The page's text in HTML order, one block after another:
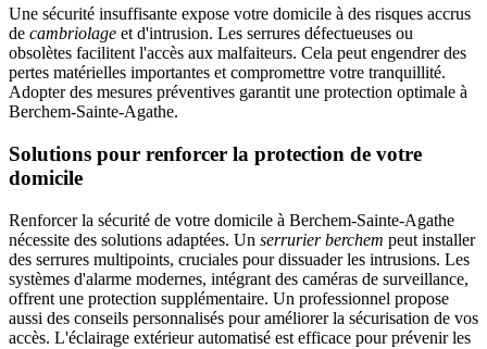
Une sécurité insuffisante expose votre domicile à des risques accrus
de cambriolage et d'intrusion. Les serrures défectueuses ou
obsolètes facilitent l'accès aux malfaiteurs. Cela peut engendrer des
pertes matérielles importantes et compromettre votre tranquillité.
Adopter des mesures préventives garantit une protection optimale à
Berchem-Sainte-Agathe.
Solutions pour renforcer la protection de votre
domicile
Renforcer la sécurité de votre domicile à Berchem-Sainte-Agathe
nécessite des solutions adaptées. Un serrurier berchem peut installer
des serrures multipoints, cruciales pour dissuader les intrusions. Les
systèmes d'alarme modernes, intégrant des caméras de surveillance,
offrent une protection supplémentaire. Un professionnel propose
aussi des conseils personnalisés pour améliorer la sécurisation de vos
accès. L'éclairage extérieur automatisé est efficace pour prévenir les